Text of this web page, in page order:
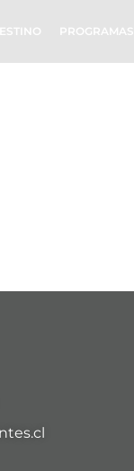
PROGRAMAS